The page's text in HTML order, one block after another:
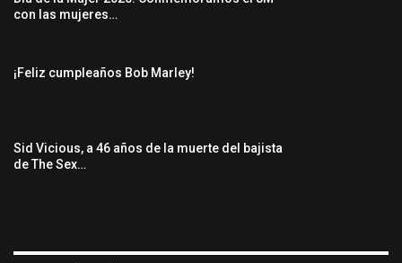
con las mujeres…
¡Feliz cumpleaños Bob Marley!
Sid Vicious, a 46 años de la muerte del bajista
de The Sex…